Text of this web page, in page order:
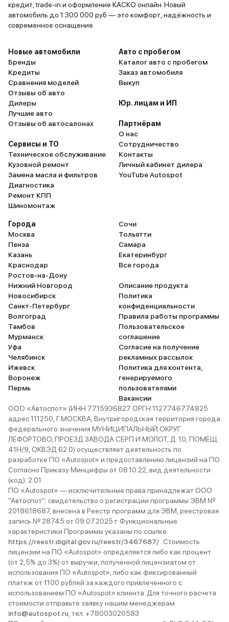
кредит, trade-in и оформление КАСКО онлайн. Новый
автомобиль до 1 300 000 руб — это комфорт, надёжность и
современное оснащение.
Новые автомобили
Бренды
Кредиты
Сравнения моделей
Отзывы об авто
Дилеры
Лучшие авто
Отзывы об автосалонах
Сервисы и ТО
Техническое обслуживание
Кузовной ремонт
Замена масла и фильтров
Диагностика
Ремонт КПП
Шиномонтаж
Авто с пробегом
Каталог авто с пробегом
Заказ автомобиля
Выкуп
Юр. лицам и ИП
Партнёрам
О нас
Сотрудничество
Контакты
Личный кабинет дилера
YouTube Autospot
Города
Москва
Пенза
Казань
Краснодар
Ростов-на-Дону
Нижний Новгород
Новосибирск
Санкт-Петербург
Волгоград
Тамбов
Мурманск
Уфа
Челябинск
Ижевск
Воронеж
Пермь
Сочи
Тольятти
Самара
Екатеринбург
Все города
Описание продукта
Политика
конфиденциальности
Правила работы программы
Пользовательское
соглашение
Согласие на получение
рекламных рассылок
Политика для контента,
генерируемого
пользователями
Вакансии
ООО «Автоспот» (ИНН 7715936827 ОРГН 1127746774825
адрес 111250, Г.МОСКВА, Внутригородская территория города
федерального значения МУНИЦИПАЛЬНЫЙ ОКРУГ
ЛЕФОРТОВО, ПРОЕЗД ЗАВОДА СЕРП И МОЛОТ, Д. 10, ПОМЕЩ.
41Н/9, ОКВЭД 62.0) осуществляет деятельность по
разработке ПО «Autospot» и предоставлению лицензий на ПО.
Согласно Приказу Минцифры от 08.10.22, вид деятельности
(код): 2.01.
ПО «Autospot» — исключительные права принадлежат ООО
"Автоспот": свидетельство о регистрации программы ЭВМ №
2018618687, внесена в Реестр программ для ЭВМ, реестровая
запись № 28745 от 09.07.2025 г. Функциональные
характеристики Программы указаны по ссылке:
https://reestr.digital.gov.ru/reestr/3467687/ . Стоимость
лицензии на ПО «Autospot» определяется либо как процент
(от 2,5% до 3%) от выручки, полученной лицензиатом от
использования ПО «Autospot», либо как фиксированный
платеж от 1100 рублей за каждого привлеченного с
использованием ПО «Autospot» клиента. Для точного расчета
стоимости отправьте заявку нашим менеджерам
info@autospot.ru , тел. +78003020583